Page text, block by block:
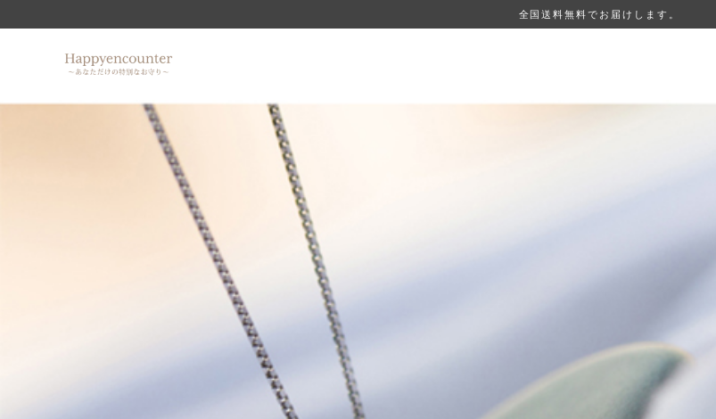
全国送料無料でお届けします。